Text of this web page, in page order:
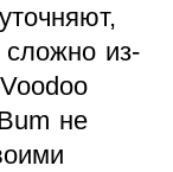
из-
не